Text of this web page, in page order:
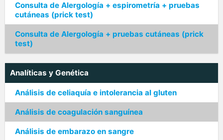
Consulta de Alergología + espirometría + pruebas
cutáneas (prick test)
Consulta de Alergología + pruebas cutáneas (prick
test)
Analíticas y Genética
Análisis de celiaquía e intolerancia al gluten
Análisis de coagulación sanguínea
Análisis de embarazo en sangre